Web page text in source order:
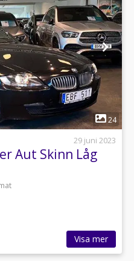
24
29 juni 2023
Aut Skinn Låg
Visa mer